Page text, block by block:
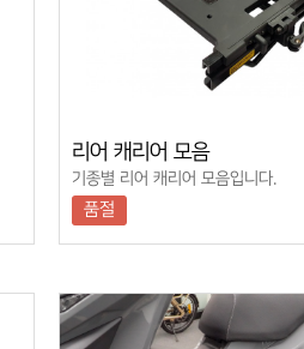
리어 캐리어 모음
기종별 리어 캐리어 모음입니다.
품절